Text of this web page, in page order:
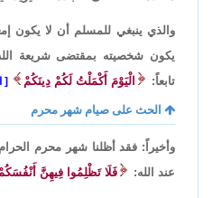
والذي ينبغي للمسلم أن لا يكون
يكون شخصيته بمقتضى شريعة
تابعاً:
الْيَوْمَ أَكْمَلْتُ لَكُمْ دِينَكُمْ
الحث على صيام شهر محرم
وأخيراً: فقد أظلنا شهر محرم
عند الله:
فَلَا تَظْلِمُوا فِيهِنَّ